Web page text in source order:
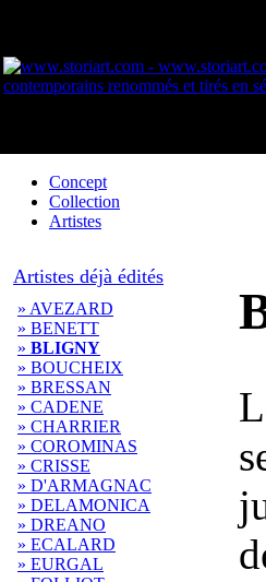
Concept
Collection
Artistes
Artistes déjà édités
» AVEZARD
» BENETT
» BLIGNY
» BOUCHEIX
» BRESSAN
» CADENE
» CHARRIER
» COROMINAS
» CRISSE
» D'ARMAGNAC
» DELAMONICA
» DREANO
» ECALARD
» EURGAL